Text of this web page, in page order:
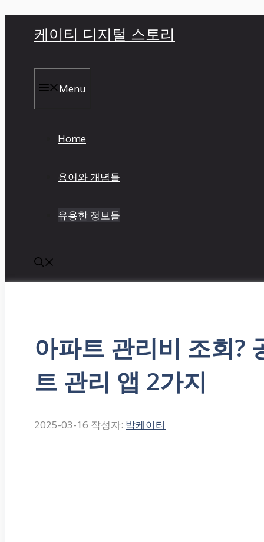
케이티 디지털 스토리
Menu
Home
용어와 개념들
유용한 정보들
아파트 관리비 조회?
트 관리 앱 2가지
2025-03-16 작성자: 박케이티